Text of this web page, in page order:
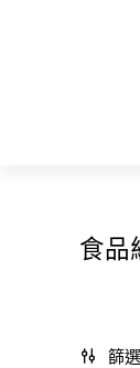
食品
篩選